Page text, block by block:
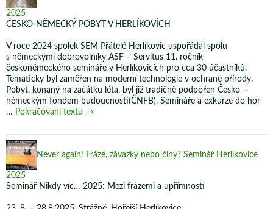
2025
ČESKO-NĚMECKÝ POBYT V HERLÍKOVÍCH
V roce 2024 spolek SEM Přátelé Herlíkovic uspořádal spolu
s německými dobrovolníky ASF – Servitus 11. ročník
českoněmeckého semináře v Herlíkovicích pro cca 30 účastníků.
Tematicky byl zaměřen na moderní technologie v ochraně přírody.
Pobyt, konaný na začátku léta, byl již tradičně podpořen Česko –
německým fondem budoucnosti(ČNFB). Semináře a exkurze do hor
… Pokračování textu Výroční
spolku
Přátelé
roky
→
Never again! Fráze, závazky nebo činy? Seminář Herlíkovice
2025
Seminář Nikdy víc… 2025: Mezi frázemi a upřímností